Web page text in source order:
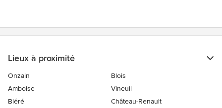
Lieux à proximité
Onzain
Blois
Amboise
Vineuil
Bléré
Château-Renault